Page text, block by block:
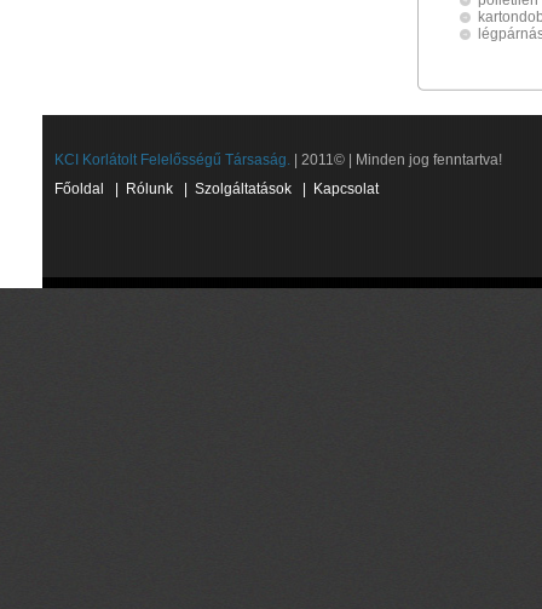
KCI Korlátolt Felelősségű Társaság. | 2011© | Minden jog fenntartva!
Főoldal
Rólunk Szolgáltatások Kapcsolat